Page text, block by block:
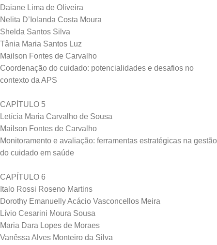
Daiane Lima de Oliveira
Nelita D’Iolanda Costa Moura
Shelda Santos Silva
Tânia Maria Santos Luz
Mailson Fontes de Carvalho
Coordenação do cuidado: potencialidades e desafios no
contexto da APS
CAPÍTULO 5
Letícia Maria Carvalho de Sousa
Mailson Fontes de Carvalho
Monitoramento e avaliação: ferramentas estratégicas na gestão
do cuidado em saúde
CAPÍTULO 6
Italo Rossi Roseno Martins
Dorothy Emanuelly Acácio Vasconcellos Meira
Lívio Cesarini Moura Sousa
Maria Dara Lopes de Moraes
Vanêssa Alves Monteiro da Silva